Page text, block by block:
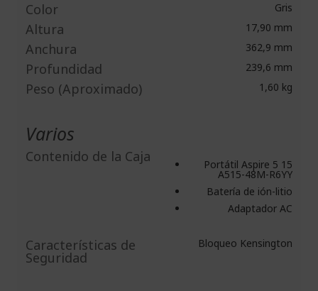
Color Gris
Altura 17,90 mm
Anchura 362,9 mm
Profundidad 239,6 mm
Peso (Aproximado) 1,60 kg
Varios
Contenido de la Caja Portátil Aspire 5 15
A515-48M-R6YY
Batería de ión-litio
Adaptador AC
Caracterí­sticas de
Seguridad
Bloqueo Kensington